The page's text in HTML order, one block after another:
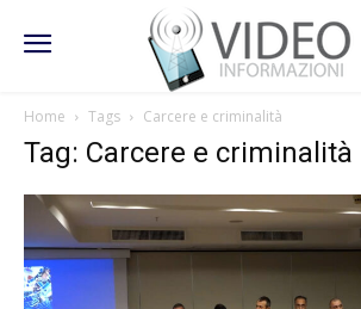
Home Tags Carcere e criminalità
Tag: Carcere e criminalità